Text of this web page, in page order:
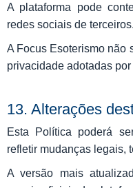
A plataforma pode
redes sociais de terceiros.
A Focus Esoterismo não
privacidade adotadas por
13. Alterações
Esta Política poderá
refletir mudanças legais,
A versão mais